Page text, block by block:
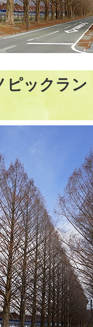
ピックラ